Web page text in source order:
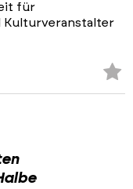
für
Kulturveranstalter